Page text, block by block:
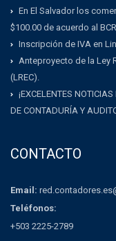
En El Salvador los
$100.00 de acuerdo al BCR
Inscripción de IVA en
Anteproyecto de la Ley
(LREC).
¡EXCELENTES
DE CONTADURÍA Y
CONTACTO
Email:
Teléfonos:
+503 2225-2789